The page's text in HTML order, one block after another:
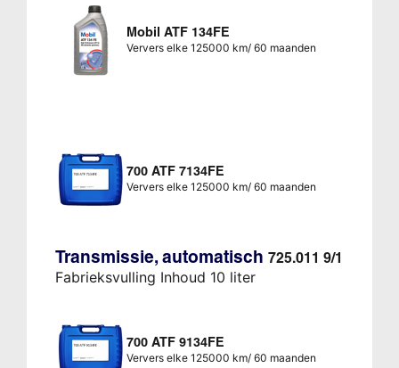
Mobil ATF 134FE
Ververs elke 125000 km/ 60 maanden
700 ATF 7134FE
Ververs elke 125000 km/ 60 maanden
Transmissie, automatisch 725.011 9/1
Fabrieksvulling Inhoud 10 liter
700 ATF 9134FE
Ververs elke 125000 km/ 60 maanden